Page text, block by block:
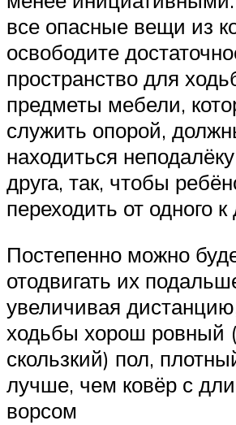
все опасные вещи из
освободите
пространство для
предметы мебели,
служить опорой,
находиться
друга, так, чтобы
переходить от одного к
Постепенно можно
отодвигать их
увеличивая
ходьбы хорош ровный
скользкий) пол,
лучше, чем ковёр с
ворсом